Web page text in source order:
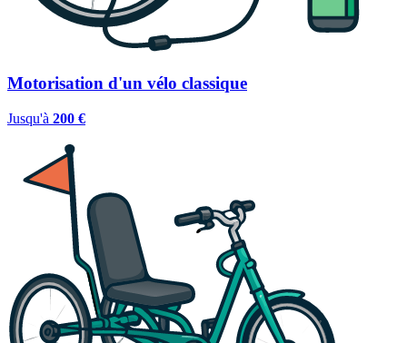
Motorisation d'un vélo classique
Jusqu'à 200 €